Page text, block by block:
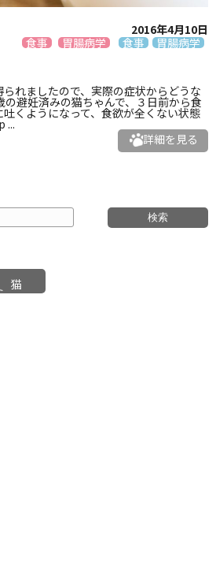
2016年4月10日
食事
胃腸病学 食事 胃腸病学
れましたので、実際の症状からどうな
の避妊済みの猫ちゃんで、３日前から食
くようになって、食欲が全くない状態
...
詳細を見る
猫